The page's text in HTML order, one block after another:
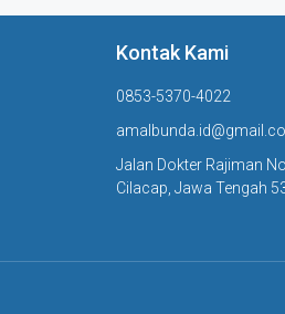
Kontak Kami
0853-5370-4022
Jalan Dokter Rajiman
Cilacap, Jawa Tengah